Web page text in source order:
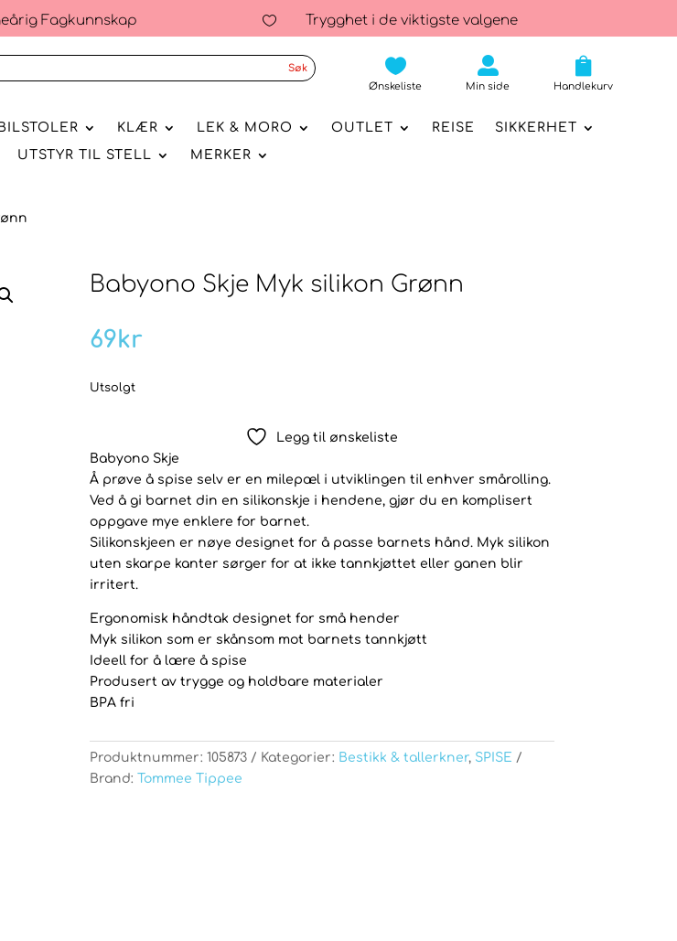
Fagkunnskap  Trygghet i de viktigste valgene

Ønskeliste

Min side

Handlekurv
BILSTOLER KLÆR LEK & MORO OUTLET REISE
SIKKERHET
UTSTYR TIL STELL MERKER
Babyono Skje Myk silikon Grønn
69kr
Utsolgt
Legg til ønskeliste
Babyono Skje
Å prøve å spise selv er en milepæl i utviklingen til enhver smårolling.
Ved å gi barnet din en silikonskje i hendene, gjør du en komplisert
oppgave mye enklere for barnet.
Silikonskjeen er nøye designet for å passe barnets hånd. Myk silikon
uten skarpe kanter sørger for at ikke tannkjøttet eller ganen blir
irritert.
Ergonomisk håndtak designet for små hender
Myk silikon som er skånsom mot barnets tannkjøtt
Ideell for å lære å spise
Produsert av trygge og holdbare materialer
BPA fri
Produktnummer: 105873 Kategorier: Bestikk & tallerkner, SPISE
Brand: Tommee Tippee